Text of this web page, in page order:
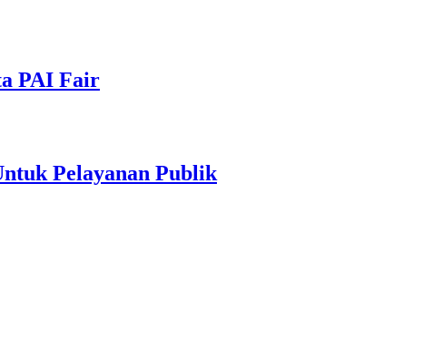
PAI Fair
Pelayanan Publik